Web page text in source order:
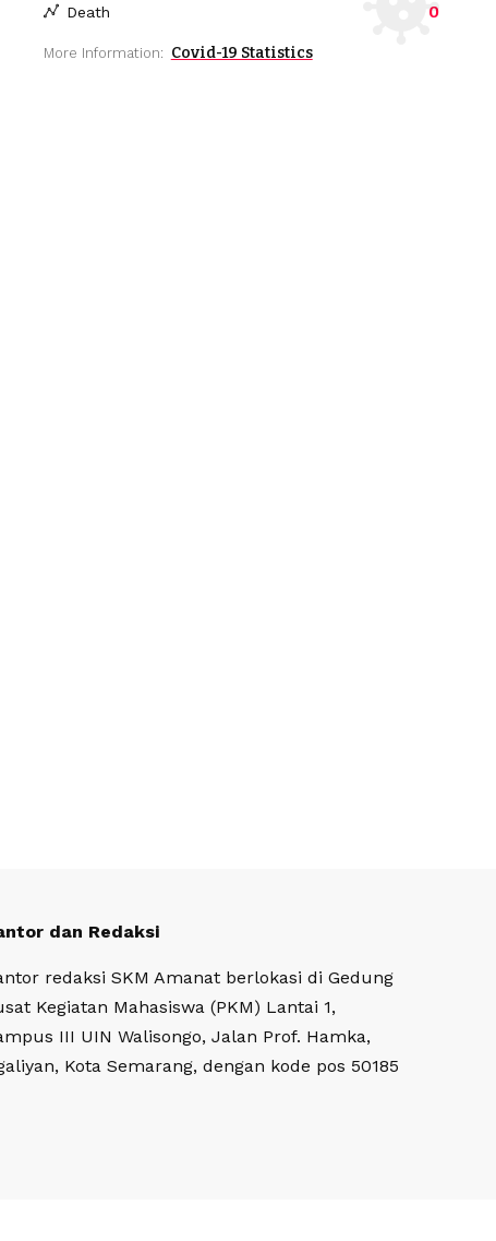
Death 0
More Information: Covid-19 Statistics
dan Redaksi
redaksi SKM Amanat berlokasi di Gedung
Kegiatan Mahasiswa (PKM) Lantai 1,
III UIN Walisongo, Jalan Prof. Hamka,
Kota Semarang, dengan kode pos 50185